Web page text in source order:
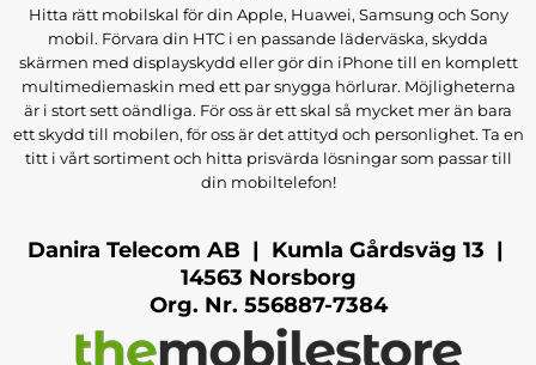
Hitta rätt mobilskal för din Apple, Huawei, Samsung och Sony
mobil. Förvara din HTC i en passande läderväska, skydda
skärmen med displayskydd eller gör din iPhone till en komplett
multimediemaskin med ett par snygga hörlurar. Möjligheterna
är i stort sett oändliga. För oss är ett skal så mycket mer än bara
ett skydd till mobilen, för oss är det attityd och personlighet. Ta en
titt i vårt sortiment och hitta prisvärda lösningar som passar till
din mobiltelefon!
Danira Telecom AB | Kumla Gårdsväg 13 |
14563 Norsborg
Org. Nr. 556887-7384